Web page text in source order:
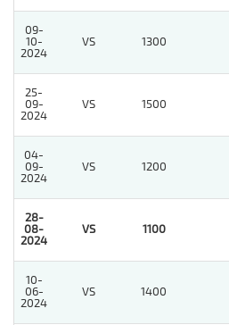
09-
10-
2024
VS 1300
25-
09-
2024
VS 1500
04-
09-
2024
VS 1200
28-
08-
2024
VS 1100
10-
06-
2024
VS 1400